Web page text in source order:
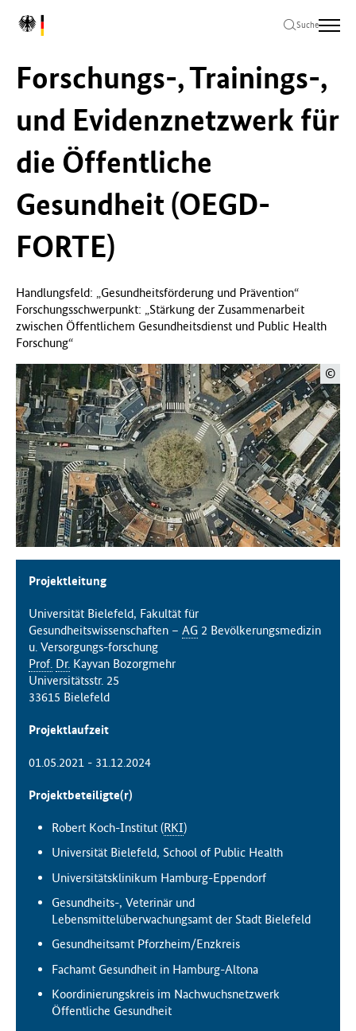
Hauptinhalt
springen
Hauptnavigation
springen
Seitenende
springen
L
o
B
n
e
s
i
s
e
r
i
u
f
ü
r
G
e
s
u
n
d
h
e
i
Suche
Forschungs-, Trainings-,
und Evidenznetzwerk für
die Öffentliche
Gesundheit (OEGD-
FORTE)
Handlungsfeld: „Gesundheitsförderung und Prävention“
Forschungsschwerpunkt: „Stärkung der Zusammenarbeit
zwischen Öffentlichem Gesundheitsdienst und Public Health
Forschung“
©
Projektleitung
Universität Bielefeld, Fakultät für
Gesundheitswissenschaften – AG 2 Bevölkerungsmedizin
u. Versorgungs-forschung
Prof. Dr. Kayvan Bozorgmehr
Universitätsstr. 25
33615 Bielefeld
Projektlaufzeit
01.05.2021 - 31.12.2024
Projektbeteiligte(r)
Robert Koch-Institut (RKI)
Universität Bielefeld, School of Public Health
Universitätsklinikum Hamburg-Eppendorf
Gesundheits-, Veterinär und
Lebensmittelüberwachungsamt der Stadt Bielefeld
Gesundheitsamt Pforzheim/Enzkreis
Fachamt Gesundheit in Hamburg-Altona
Koordinierungskreis im Nachwuchsnetzwerk
Öffentliche Gesundheit